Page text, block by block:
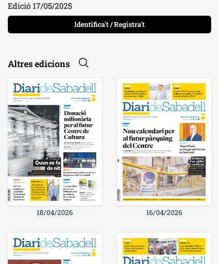
Edició 17/05/2025
Identifica't / Registra't
Altres edicions
18/04/2026 16/04/2026